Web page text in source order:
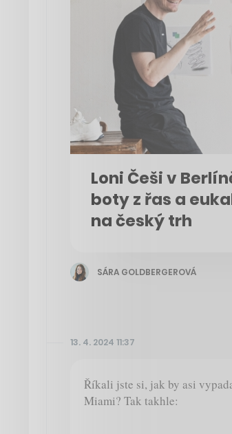
Loni Češi v
boty z řas a
na český trh
SÁRA GOLDBERGEROVÁ
13. 4. 2024 11:37
Říkali jste si, jak by asi
Miami? Tak takhle: